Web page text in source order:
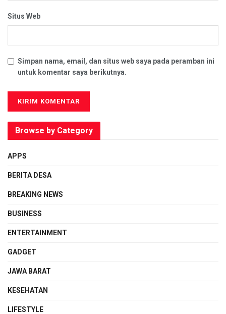
Situs Web
Simpan nama, email, dan situs web saya pada peramban ini
untuk komentar saya berikutnya.
Browse by Category
APPS
BERITA DESA
BREAKING NEWS
BUSINESS
ENTERTAINMENT
GADGET
JAWA BARAT
KESEHATAN
LIFESTYLE